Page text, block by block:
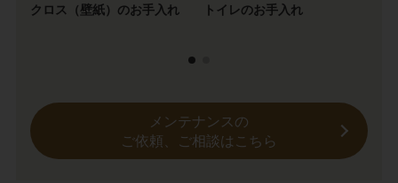
クロス（壁紙）のお手入れ トイレのお手入れ
メンテナンスの
ご依頼、ご相談はこちら